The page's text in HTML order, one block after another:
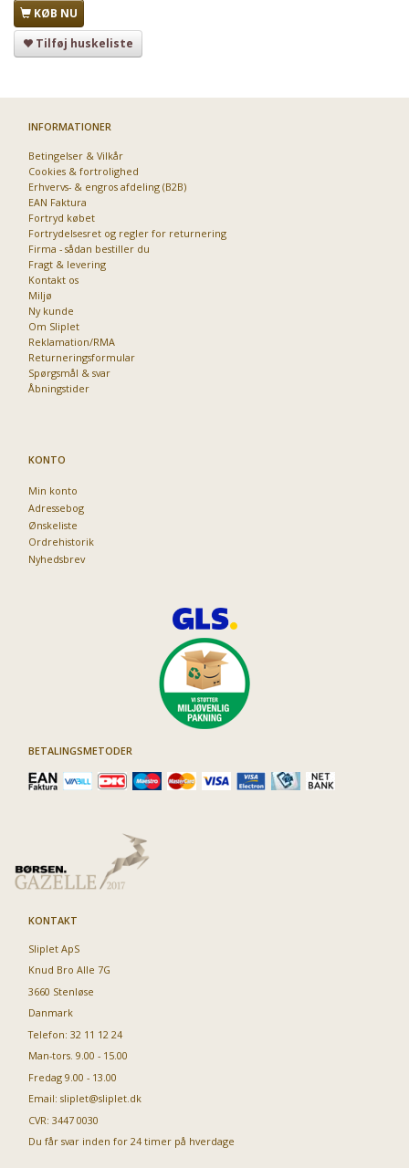
KØB NU
Tilføj huskeliste
INFORMATIONER
Betingelser & Vilkår
Cookies & fortrolighed
Erhvervs- & engros afdeling (B2B)
EAN Faktura
Fortryd købet
Fortrydelsesret og regler for returnering
Firma - sådan bestiller du
Fragt & levering
Kontakt os
Miljø
Ny kunde
Om Sliplet
Reklamation/RMA
Returneringsformular
Spørgsmål & svar
Åbningstider
KONTO
Min konto
Adressebog
Ønskeliste
Ordrehistorik
Nyhedsbrev
BETALINGSMETODER
KONTAKT
Sliplet ApS
Knud Bro Alle 7G
3660 Stenløse
Danmark
Telefon: 32 11 12 24
Man-tors. 9.00 - 15.00
Fredag 9.00 - 13.00
Email: sliplet@sliplet.dk
CVR: 3447 0030
Du får svar inden for 24 timer på hverdage